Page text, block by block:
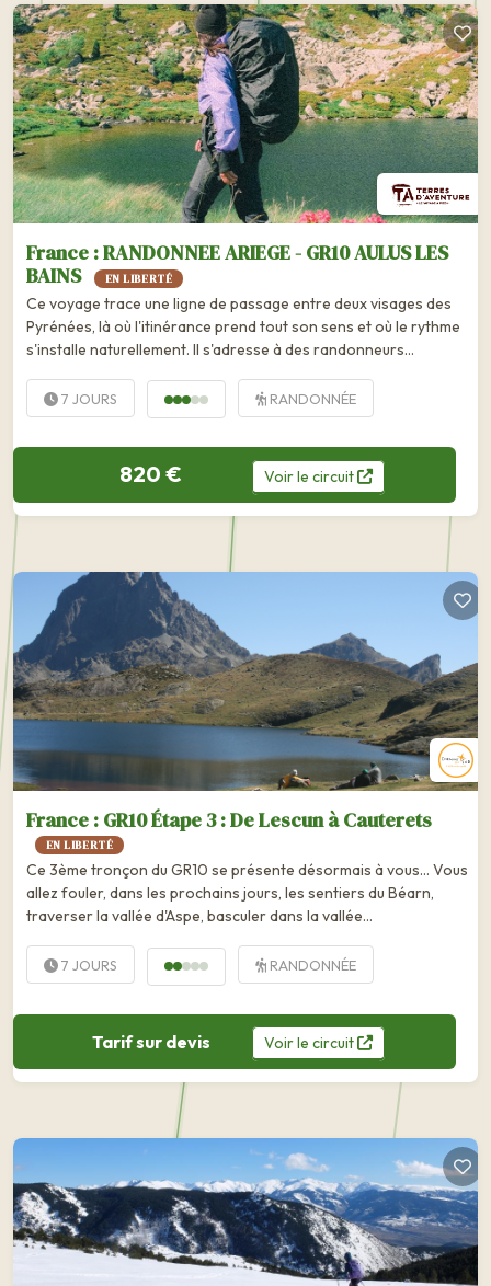
France : RANDONNEE ARIEGE - GR10 AULUS LES
BAINS
EN LIBERTÉ
Ce voyage trace une ligne de passage entre deux visages des
Pyrénées, là où l'itinérance prend tout son sens et où le rythme
s'installe naturellement. Il s'adresse à des randonneurs...
7 JOURS RANDONNÉE
820 € Voirle circuit
France : GR10 Étape 3 : De Lescun à Cauterets
EN LIBERTÉ
Ce 3ème tronçon du GR10 se présente désormais à vous… Vous
allez fouler, dans les prochains jours, les sentiers du Béarn,
traverser la vallée d'Aspe, basculer dans la vallée...
7 JOURS RANDONNÉE
Tarif sur devis Voirle circuit